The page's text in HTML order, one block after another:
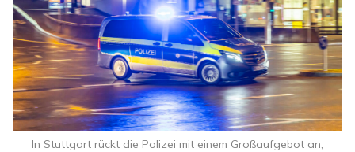
In Stuttgart rückt die Polizei mit einem Großaufgebot an,